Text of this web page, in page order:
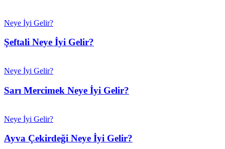
Neye İyi Gelir?
Şeftali Neye İyi Gelir?
Neye İyi Gelir?
Sarı Mercimek Neye İyi Gelir?
Neye İyi Gelir?
Ayva Çekirdeği Neye İyi Gelir?